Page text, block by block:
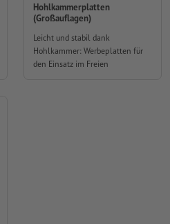
Hohlkammerplatten
(Großauflagen)
Leicht und stabil dank
Hohlkammer: Werbeplatten für
den Einsatz im Freien